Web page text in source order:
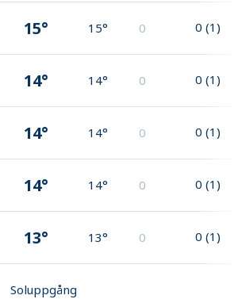
15° 15° 0 0 (1)
14° 14° 0 0 (1)
14° 14° 0 0 (1)
14° 14° 0 0 (1)
13° 13° 0 0 (1)
Soluppgång